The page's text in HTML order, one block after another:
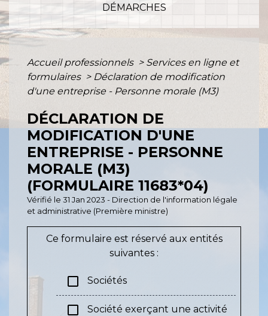
DÉMARCHES
Accueil professionnels > Services en ligne et
formulaires > Déclaration de modification
d'une entreprise - Personne morale (M3)
DÉCLARATION DE
MODIFICATION D'UNE
ENTREPRISE - PERSONNE
MORALE (M3)
(FORMULAIRE 11683*04)
Vérifié le 31 Jan 2023 - Direction de l'information légale
et administrative (Première ministre)
Ce formulaire est réservé aux entités
suivantes :
check_box_outline_blank Sociétés
check_box_outline_blank
Société exerçant une activité